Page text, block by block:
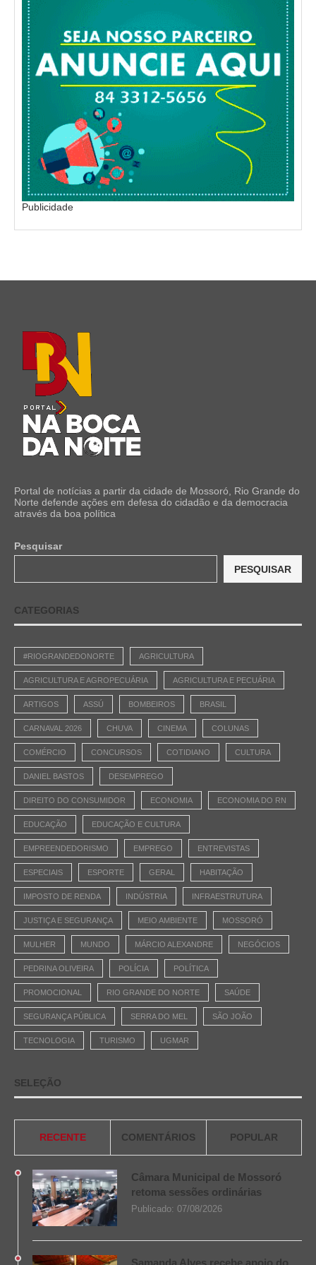
Publicidade
Portal de notícias a partir da cidade de Mossoró, Rio Grande do
Norte defende ações em defesa do cidadão e da democracia
através da boa política
Pesquisar
PESQUISAR
CATEGORIAS
#RIOGRANDEDONORTE AGRICULTURA
AGRICULTURA E AGROPECUÁRIA AGRICULTURA E PECUÁRIA
ARTIGOS ASSÚ BOMBEIROS BRASIL
CARNAVAL 2026 CHUVA CINEMA COLUNAS
COMÉRCIO CONCURSOS COTIDIANO CULTURA
DANIEL BASTOS DESEMPREGO
DIREITO DO CONSUMIDOR ECONOMIA ECONOMIA DO RN
EDUCAÇÃO EDUCAÇÃO E CULTURA
EMPREENDEDORISMO EMPREGO ENTREVISTAS
ESPECIAIS ESPORTE GERAL HABITAÇÃO
IMPOSTO DE RENDA INDÚSTRIA INFRAESTRUTURA
JUSTIÇA E SEGURANÇA MEIO AMBIENTE MOSSORÓ
MULHER MUNDO MÁRCIO ALEXANDRE NEGÓCIOS
PEDRINA OLIVEIRA POLÍCIA POLÍTICA
PROMOCIONAL RIO GRANDE DO NORTE SAÚDE
SEGURANÇA PÚBLICA SERRA DO MEL SÃO JOÃO
TECNOLOGIA TURISMO UGMAR
SELEÇÃO
RECENTE COMENTÁRIOS POPULAR
Câmara Municipal de Mossoró
retoma sessões ordinárias
Publicado: 07/08/2026